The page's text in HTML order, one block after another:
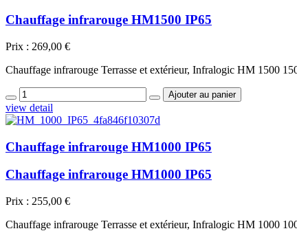
Chauffage infrarouge HM1500 IP65
Prix : 269,00 €
Chauffage infrarouge Terrasse et extérieur, Infralogic HM 1500
view detail
Chauffage infrarouge HM1000 IP65
Chauffage infrarouge HM1000 IP65
Prix : 255,00 €
Chauffage infrarouge Terrasse et extérieur, Infralogic HM 1000